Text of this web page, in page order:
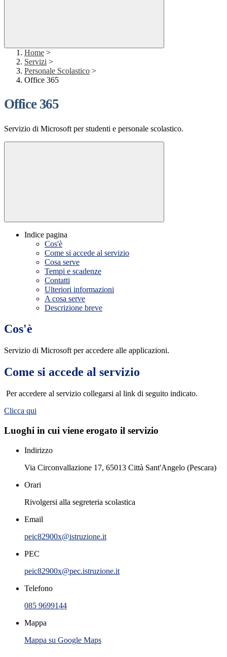
Home >
Servizi >
Personale Scolastico >
Office 365
Office 365
Servizio di Microsoft per studenti e personale scolastico.
Indice pagina
Cos'è
Come si accede al servizio
Cosa serve
Tempi e scadenze
Contatti
Ulteriori informazioni
A cosa serve
Descrizione breve
Cos'è
Servizio di Microsoft per accedere alle applicazioni.
Come si accede al servizio
Per accedere al servizio collegarsi al link di seguito indicato.
Clicca qui
Luoghi in cui viene erogato il servizio
Indirizzo
Via Circonvallazione 17, 65013 Città Sant'Angelo (Pescara)
Orari
Rivolgersi alla segreteria scolastica
Email
peic82900x@istruzione.it
PEC
peic82900x@pec.istruzione.it
Telefono
085 9699144
Mappa
Mappa su Google Maps